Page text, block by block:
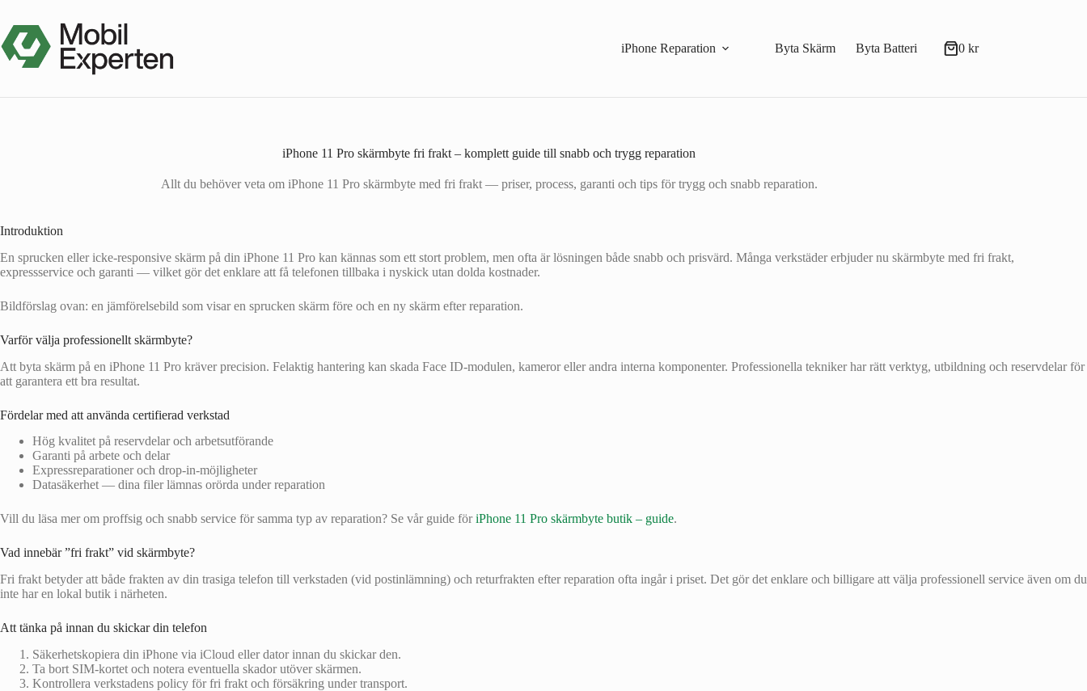
innehåll
iPhone Reparation
Byta Skärm Byta Batteri Varukorg
0 kr
iPhone 11 Pro skärmbyte fri frakt – komplett guide till snabb och trygg reparation
Allt du behöver veta om iPhone 11 Pro skärmbyte med fri frakt — priser, process, garanti och tips för trygg och snabb reparation.
Introduktion
En sprucken eller icke-responsive skärm på din iPhone 11 Pro kan kännas som ett stort problem, men ofta är lösningen både snabb och prisvärd. Många verkstäder erbjuder nu skärmbyte med fri frakt,
expressservice och garanti — vilket gör det enklare att få telefonen tillbaka i nyskick utan dolda kostnader.
Bildförslag ovan: en jämförelsebild som visar en sprucken skärm före och en ny skärm efter reparation.
Varför välja professionellt skärmbyte?
Att byta skärm på en iPhone 11 Pro kräver precision. Felaktig hantering kan skada Face ID-modulen, kameror eller andra interna komponenter. Professionella tekniker har rätt verktyg, utbildning och reservdelar för
att garantera ett bra resultat.
Fördelar med att använda certifierad verkstad
Hög kvalitet på reservdelar och arbetsutförande
Garanti på arbete och delar
Expressreparationer och drop‑in-möjligheter
Datasäkerhet — dina filer lämnas orörda under reparation
Vill du läsa mer om proffsig och snabb service för samma typ av reparation? Se vår guide föriPhone 11 Pro skärmbyte butik – guide.
Vad innebär ”fri frakt” vid skärmbyte?
Fri frakt betyder att både frakten av din trasiga telefon till verkstaden (vid postinlämning) och returfrakten efter reparation ofta ingår i priset. Det gör det enklare och billigare att välja professionell service även om du
inte har en lokal butik i närheten.
Att tänka på innan du skickar din telefon
Säkerhetskopiera din iPhone via iCloud eller dator innan du skickar den.
Ta bort SIM‑kortet och notera eventuella skador utöver skärmen.
Kontrollera verkstadens policy för fri frakt och försäkring under transport.